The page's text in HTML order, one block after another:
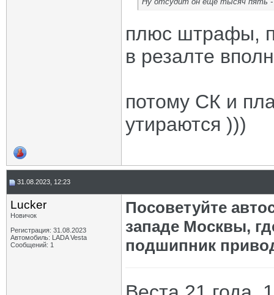
плюс штрафы,
в резалте
потому СК и
утираются )))
31.08.2023, 12:23
Lucker
Новичок
Регистрация: 31.08.2023
Автомобиль: LADA Vesta
Сообщений: 1
Посоветуйте
западе Москвы,
подшипник